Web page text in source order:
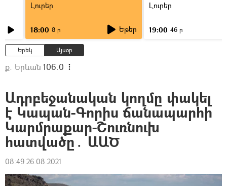
Լուրեր
18:00 8 ր Եթեր
Լուրեր
19:00 46 ր
Երեկ Այսօր
ք. Երևան 106.0
Ադրբեջանական կողմը փակել
է Կապան-Գորիս ճանապարհի
Կարմրաքար-Շուռնուխ
հատվածը․ ԱԱԾ
08:49 26.08.2021